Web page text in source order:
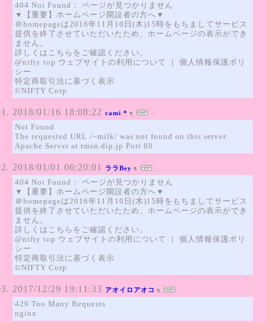
404 Not Found： ページが見つかりません
▼【重要】ホームページ開設者の方へ▼
＠homepageは2016年11月10日(木)15時をもちましてサービス
提供を終了させていただいたため、ホームページの表示ができ
ません。
詳しくはこちらをご確認ください。
@nifty top ウェブサイトの利用について ｜ 個人情報保護ポリ
シー
特定商取引法に基づく表示
©NIFTY Corp
2018/01/16 18:08:22 cami *
Not Found
The requested URL /~milk/ was not found on this server.
Apache Server at tmsn.dip.jp Port 80
2018/01/01 06:20:01 ララBey
404 Not Found： ページが見つかりません
▼【重要】ホームページ開設者の方へ▼
＠homepageは2016年11月10日(木)15時をもちましてサービス
提供を終了させていただいたため、ホームページの表示ができ
ません。
詳しくはこちらをご確認ください。
@nifty top ウェブサイトの利用について ｜ 個人情報保護ポリ
シー
特定商取引法に基づく表示
©NIFTY Corp
2017/12/29 19:11:33 アオイロアオコ
429 Too Many Requests
nginx